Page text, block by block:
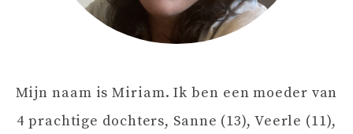
G
Mijn naam is Miriam. Ik ben een moeder van
4 prachtige dochters, Sanne (13), Veerle (11),